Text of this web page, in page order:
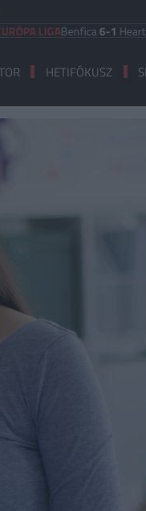
LIGABenfica6-1Heart of
HETIFÓKUSZ